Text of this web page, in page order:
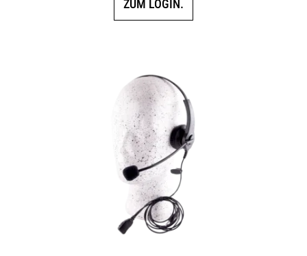
ZUM LOGIN.